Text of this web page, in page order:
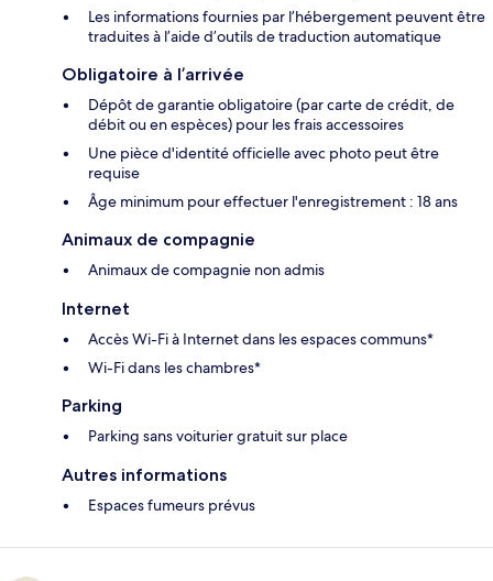
Les informations fournies par l’hébergement peuvent être
traduites à l’aide d’outils de traduction automatique
Obligatoire à l’arrivée
Dépôt de garantie obligatoire (par carte de crédit, de
débit ou en espèces) pour les frais accessoires
Une pièce d'identité officielle avec photo peut être
requise
Âge minimum pour effectuer l'enregistrement : 18 ans
Animaux de compagnie
Animaux de compagnie non admis
Internet
Accès Wi-Fi à Internet dans les espaces communs*
Wi-Fi dans les chambres*
Parking
Parking sans voiturier gratuit sur place
Autres informations
Espaces fumeurs prévus